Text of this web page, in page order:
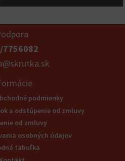
7756082
podmienky
a odstúpenie od zmluvy
od zmluvy
osobných údajov
tabuľka